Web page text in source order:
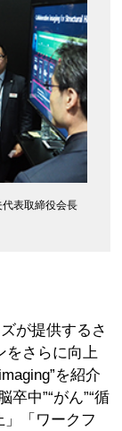
表取締役会長
が提供するさ
をさらに向上
を紹介
中”“がん”“循
」「ワークフ